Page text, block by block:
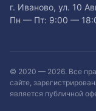
г. Иваново, ул. 10
Пн — Пт: 9:00 —
© 2020 — 2026. Все
сайте,
является публичной